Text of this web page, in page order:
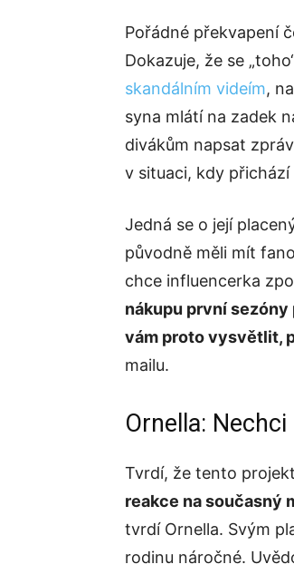
Pořádné překvapení
Dokazuje, že se
skandálním videím,
syna mlátí na zadek
divákům napsat
v situaci, kdy
Jedná se o její
původně měli mít
chce influencerka
nákupu první
vám proto vysvětlit,
mailu.
Ornella:
Tvrdí, že tento
reakce na současný
tvrdí Ornella. Svým
rodinu náročné.